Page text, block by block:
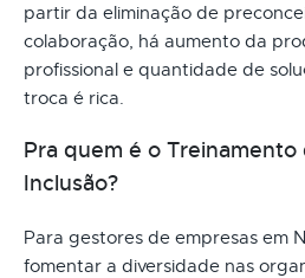
partir da eliminação de
colaboração, há aumento da
profissional e quantidade de
troca é rica.
Pra quem é o
Inclusão?
Para gestores de empresas em
fomentar a diversidade nas